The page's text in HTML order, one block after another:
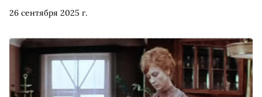
26 сентября 2025 г.